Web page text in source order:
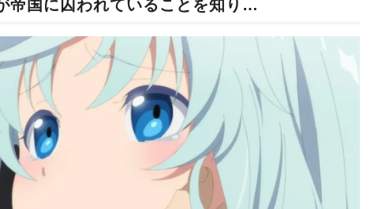
帝国に囚われていることを知り…